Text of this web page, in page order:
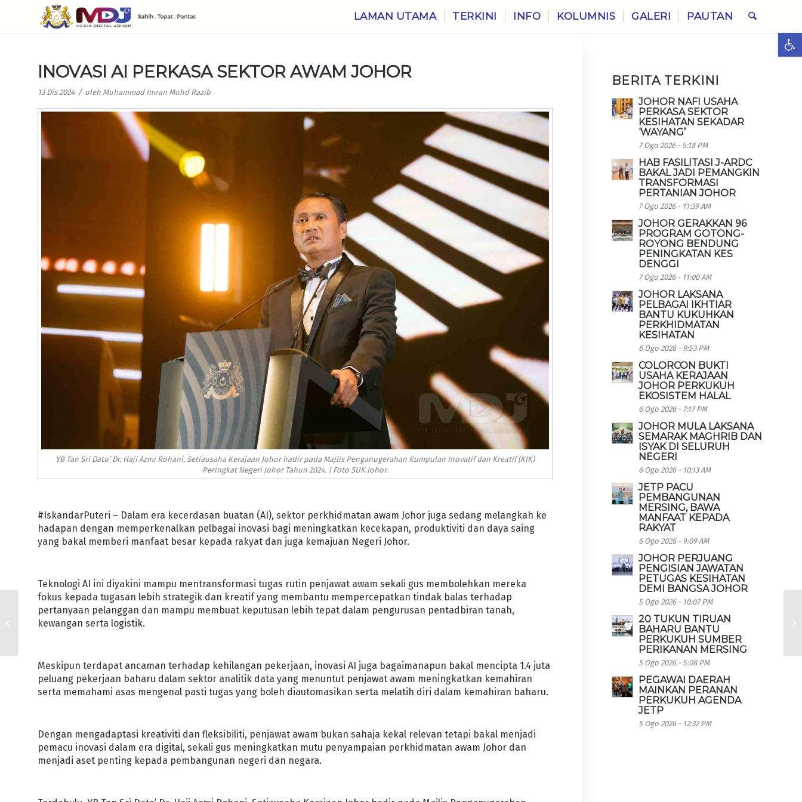
LAMAN UTAMA TERKINI INFO KOLUMNIS GALERI PAUTAN
INOVASI AI PERKASA SEKTOR AWAM JOHOR
13 Dis 2024 / oleh Muhammad Imran Mohd Razib
YB Tan Sri Dato’ Dr. Haji Azmi Rohani, Setiausaha Kerajaan Johor hadir pada Majlis Penganugerahan Kumpulan Inovatif dan Kreatif (KIK)
Peringkat Negeri Johor Tahun 2024. | Foto SUK Johor.
#IskandarPuteri – Dalam era kecerdasan buatan (AI), sektor perkhidmatan awam Johor juga sedang melangkah ke
hadapan dengan memperkenalkan pelbagai inovasi bagi meningkatkan kecekapan, produktiviti dan daya saing
yang bakal memberi manfaat besar kepada rakyat dan juga kemajuan Negeri Johor.
Teknologi AI ini diyakini mampu mentransformasi tugas rutin penjawat awam sekali gus membolehkan mereka
fokus kepada tugasan lebih strategik dan kreatif yang membantu mempercepatkan tindak balas terhadap
pertanyaan pelanggan dan mampu membuat keputusan lebih tepat dalam pengurusan pentadbiran tanah,
kewangan serta logistik.
Meskipun terdapat ancaman terhadap kehilangan pekerjaan, inovasi AI juga bagaimanapun bakal mencipta 1.4 juta
peluang pekerjaan baharu dalam sektor analitik data yang menuntut penjawat awam meningkatkan kemahiran
serta memahami asas mengenal pasti tugas yang boleh diautomasikan serta melatih diri dalam kemahiran baharu.
Dengan mengadaptasi kreativiti dan fleksibiliti, penjawat awam bukan sahaja kekal relevan tetapi bakal menjadi
pemacu inovasi dalam era digital, sekali gus meningkatkan mutu penyampaian perkhidmatan awam Johor dan
menjadi aset penting kepada pembangunan negeri dan negara.
BERITA TERKINI
JOHOR NAFI USAHA
PERKASA SEKTOR
KESIHATAN SEKADAR
‘WAYANG’
7 Ogo 2026 - 5:18 PM
HAB FASILITASI J-ARDC
BAKAL JADI PEMANGKIN
TRANSFORMASI
PERTANIAN JOHOR
7 Ogo 2026 - 11:39 AM
JOHOR GERAKKAN 96
PROGRAM GOTONG-
ROYONG BENDUNG
PENINGKATAN KES
DENGGI
7 Ogo 2026 - 11:00 AM
JOHOR LAKSANA
PELBAGAI IKHTIAR
BANTU KUKUHKAN
PERKHIDMATAN
KESIHATAN
6 Ogo 2026 - 9:53 PM
COLORCON BUKTI
USAHA KERAJAAN
JOHOR PERKUKUH
EKOSISTEM HALAL
6 Ogo 2026 - 7:17 PM
JOHOR MULA LAKSANA
SEMARAK MAGHRIB DAN
ISYAK DI SELURUH
NEGERI
6 Ogo 2026 - 10:13 AM
JETP PACU
PEMBANGUNAN
MERSING, BAWA
MANFAAT KEPADA
RAKYAT
6 Ogo 2026 - 9:09 AM
JOHOR PERJUANG
PENGISIAN JAWATAN
PETUGAS KESIHATAN
DEMI BANGSA JOHOR
5 Ogo 2026 - 10:07 PM
20 TUKUN TIRUAN
BAHARU BANTU
PERKUKUH SUMBER
PERIKANAN MERSING
5 Ogo 2026 - 5:08 PM
PEGAWAI DAERAH
MAINKAN PERANAN
PERKUKUH AGENDA
JETP
5 Ogo 2026 - 12:32 PM
MPKu TINGKAT USAHA
PERKASA KULAI FAST